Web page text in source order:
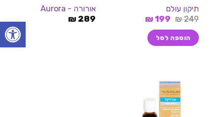
פתח
4.00
מתוך 5
תיקון עולם
249
₪ המחיר
היה:
249 ₪.
199
₪המחיר
הוספה לסל
אורורה - Aurora
289
₪